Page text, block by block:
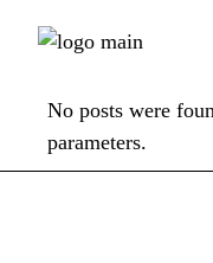
No posts were
parameters.